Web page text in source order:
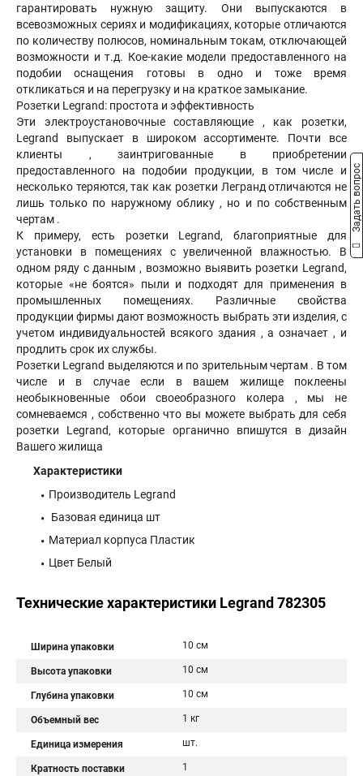
гарантировать нужную защиту. Они выпускаются в
всевозможных сериях и модификациях, которые отличаются
по количеству полюсов, номинальным токам, отключающей
возможности и т.д. Кое-какие модели предоставленного на
подобии оснащения готовы в одно и тоже время
откликаться и на перегрузку и на краткое замыкание.
Розетки Legrand: простота и эффективность
Эти электроустановочные составляющие , как розетки,
Legrand выпускает в широком ассортименте. Почти все
клиенты , заинтригованные в приобретении
предоставленного на подобии продукции, в том числе и
несколько теряются, так как розетки Легранд отличаются не
лишь только по наружному облику , но и по собственным
чертам .
К примеру, есть розетки Legrand, благоприятные для
установки в помещениях с увеличенной влажностью. В
одном ряду с данным , возможно выявить розетки Legrand,
которые «не боятся» пыли и подходят для применения в
промышленных помещениях. Различные свойства
продукции фирмы дают возможность выбрать эти изделия, с
учетом индивидуальностей всякого здания , а означает , и
продлить срок их службы.
Розетки Legrand выделяются и по зрительным чертам . В том
числе и в случае если в вашем жилище поклеены
необыкновенные обои своеобразного колера , мы не
сомневаемся , собственно что вы можете выбрать для себя
розетки Legrand, которые органично впишутся в дизайн
Вашего жилища
Характеристики
Производитель Legrand
Базовая единица шт
Материал корпуса Пластик
Цвет Белый
Технические характеристики Legrand 782305
Ширина упаковки 10 см
Высота упаковки 10 см
Глубина упаковки 10 см
Объемный вес 1 кг
Единица измерения шт.
Кратность поставки 1
Задать вопрос